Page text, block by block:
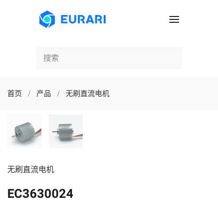
跳至主要内容
首页 产品 无刷直流电机
无刷直流电机
EC3630024